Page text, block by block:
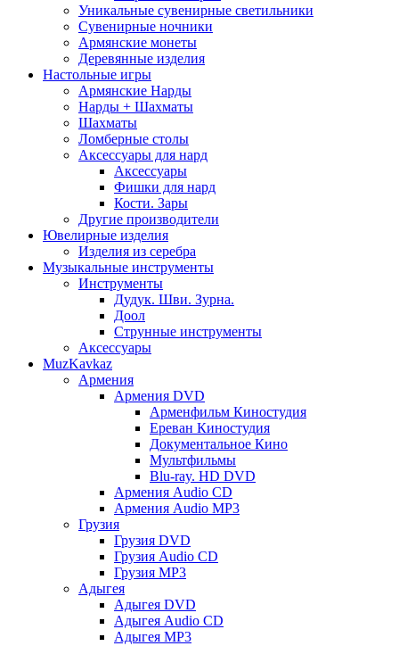
Уникальные сувенирные светильники
Сувенирные ночники
Армянские монеты
Деревянные изделия
Настольные игры
Армянские Нарды
Нарды + Шахматы
Шахматы
Ломберные столы
Аксессуары для нард
Аксессуары
Фишки для нард
Кости. Зары
Другие производители
Ювелирные изделия
Изделия из серебра
Музыкальные инструменты
Инструменты
Дудук. Шви. Зурна.
Доол
Струнные инструменты
Аксессуары
MuzKavkaz
Армения
Армения DVD
Арменфильм Киностудия
Ереван Киностудия
Документальное Кино
Мультфильмы
Blu-ray. HD DVD
Армения Audio CD
Армения Audio MP3
Грузия
Грузия DVD
Грузия Audio CD
Грузия MP3
Адыгея
Адыгея DVD
Адыгея Audio CD
Адыгея MP3